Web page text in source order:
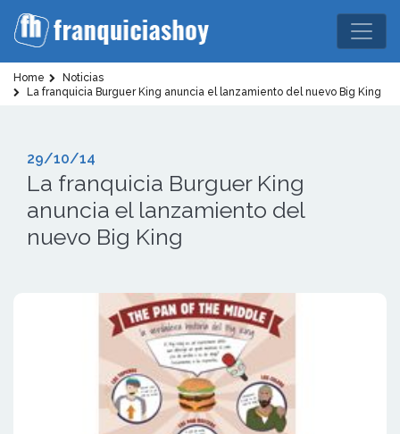
Home
Noticias
La franquicia Burguer King anuncia el lanzamiento del nuevo Big King
29/10/14
La franquicia Burguer King
anuncia el lanzamiento del
nuevo Big King